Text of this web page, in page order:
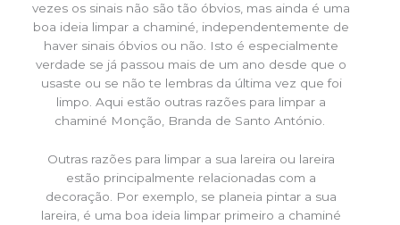
vezes os sinais não são tão óbvios, mas ainda é uma
boa ideia limpar a chaminé, independentemente de
haver sinais óbvios ou não. Isto é especialmente
verdade se já passou mais de um ano desde que o
usaste ou se não te lembras da última vez que foi
limpo. Aqui estão outras razões para limpar a
chaminé Monção, Branda de Santo António.
Outras razões para limpar a sua lareira ou lareira
estão principalmente relacionadas com a
decoração. Por exemplo, se planeia pintar a sua
lareira, é uma boa ideia limpar primeiro a chaminé